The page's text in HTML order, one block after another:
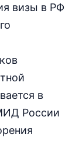
визы в РФ
в
России